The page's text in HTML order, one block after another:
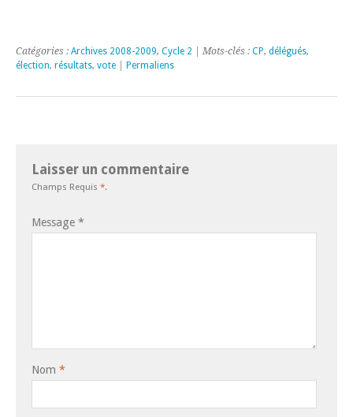
Catégories : Archives 2008-2009, Cycle 2 | Mots-clés : CP, délégués,
élection, résultats, vote Permaliens
Laisser un commentaire
Champs Requis *.
Message *
Nom *